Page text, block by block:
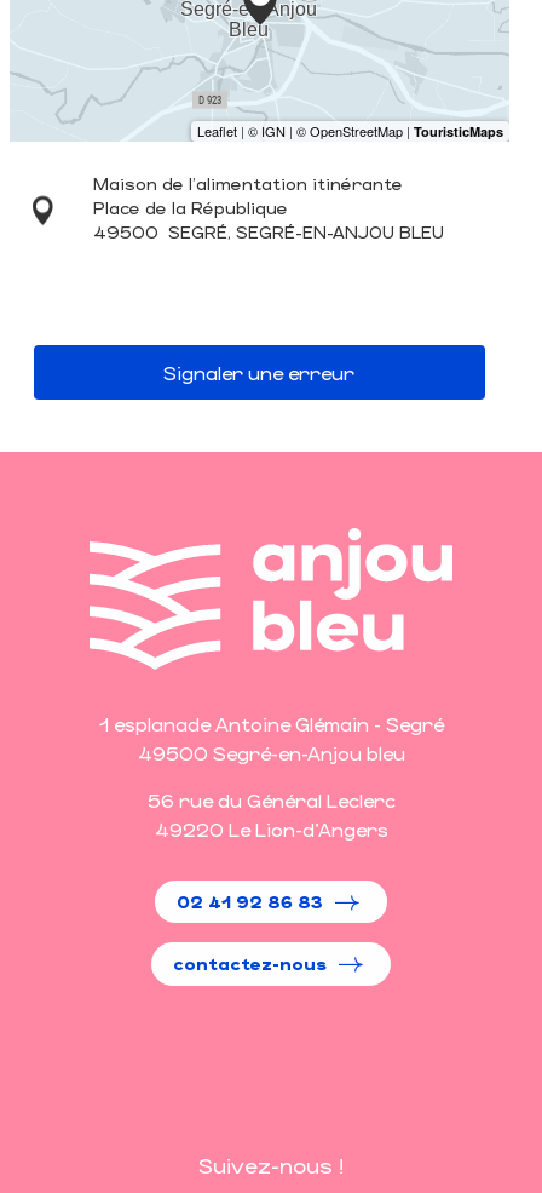
Maison de l'alimentation itinérante
Place de la République
49500 SEGRÉ, SEGRÉ-EN-ANJOU BLEU
Signaler une erreur
1 esplanade Antoine Glémain - Segré
49500 Segré-en-Anjou bleu
56 rue du Général Leclerc
49220 Le Lion-d'Angers
02 41 92 86 83
contactez-nous
Suivez-nous !